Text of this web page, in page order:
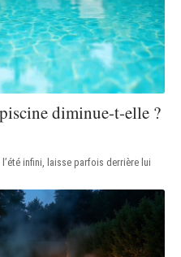
diminue-t-elle ?
infini, laisse parfois derrière lui